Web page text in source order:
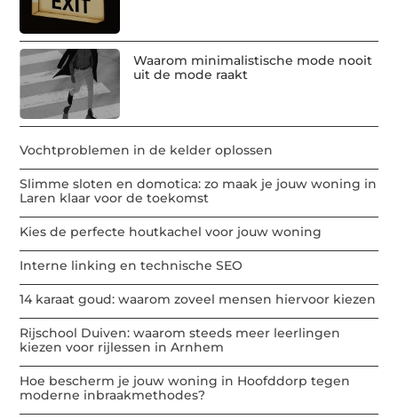
Waarom minimalistische mode nooit
uit de mode raakt
Vochtproblemen in de kelder oplossen
Slimme sloten en domotica: zo maak je jouw woning in
Laren klaar voor de toekomst
Kies de perfecte houtkachel voor jouw woning
Interne linking en technische SEO
14 karaat goud: waarom zoveel mensen hiervoor kiezen
Rijschool Duiven: waarom steeds meer leerlingen
kiezen voor rijlessen in Arnhem
Hoe bescherm je jouw woning in Hoofddorp tegen
moderne inbraakmethodes?